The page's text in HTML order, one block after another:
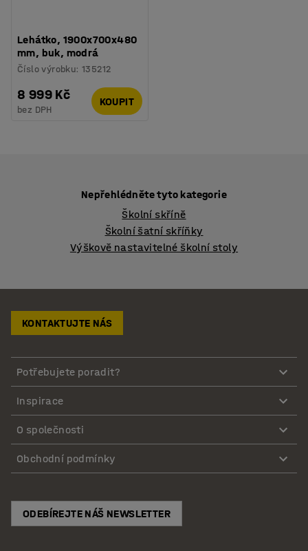
Lehátko, 1900x700x480
mm, buk, modrá
Číslo výrobku:135212
8 999 Kč
bez DPH
KOUPIT
Nepřehlédněte tyto kategorie
Školní skříně
Školní šatní skříňky
Výškově nastavitelné školní stoly
KONTAKTUJTE NÁS
Potřebujete poradit?
Inspirace
O společnosti
Obchodní podmínky
ODEBÍREJTE NÁŠ NEWSLETTER